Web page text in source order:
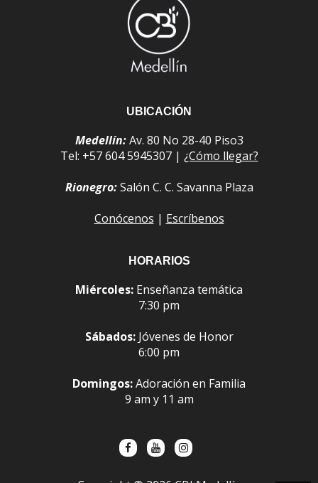
UBICACIÓN
Medellín:Av. 80 No 28-40 Piso3
Tel: +57 604 5945307 | ¿Cómo llegar?
Rionegro:Salón C. C. Savanna Plaza
Conócenos | Escríbenos
HORARIOS
Miércoles: Enseñanza temática
7:30 pm
Sábados:Jóvenes de Honor
6:00 pm
Domingos:Adoración en Familia
9 am y 11 am